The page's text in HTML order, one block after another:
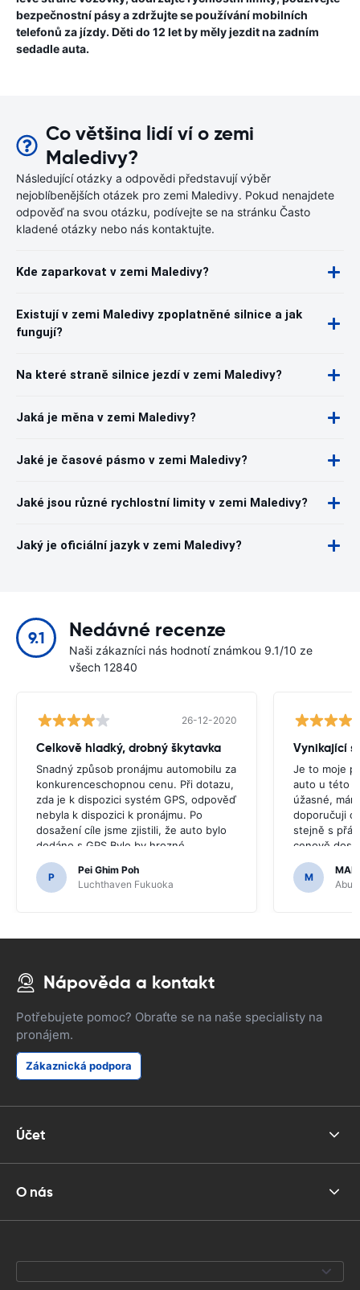
bezpečnostní pásy a zdržujte se používání mobilních
telefonů za jízdy. Děti do 12 let by měly jezdit na zadním
sedadle auta.
Co většina lidí ví o zemi
Maledivy?
Následující otázky a odpovědi představují výběr
nejoblíbenějších otázek pro zemi Maledivy. Pokud nenajdete
odpověď na svou otázku, podívejte se na stránku Často
kladené otázky nebo nás kontaktujte.
Kde zaparkovat v zemi Maledivy?
Existují v zemi Maledivy zpoplatněné silnice a jak
fungují?
Na které straně silnice jezdí v zemi Maledivy?
Jaká je měna v zemi Maledivy?
Jaké je časové pásmo v zemi Maledivy?
Jaké jsou různé rychlostní limity v zemi Maledivy?
Jaký je oficiální jazyk v zemi Maledivy?
9.1 Nedávné recenze
Naši zákazníci nás hodnotí známkou 9.1/10 ze
všech 12840
26-12-2020
Celkově hladký, drobný škytavka
Snadný způsob pronájmu automobilu za
konkurenceschopnou cenu. Při dotazu,
zda je k dispozici systém GPS, odpověď
nebyla k dispozici k pronájmu. Po
dosažení cíle jsme zjistili, že auto bylo
dodáno s GPS.Bylo by hrozné,
kdybychom se rozhodli koupit GPS,
protože bylo nutné jet po japonských
silnicích.
P
Pei Ghim Poh
Luchthaven Fukuoka
Vynikající
Je to moje
auto u této
úžasné,
doporučuji
stejně s
cenově
M
Abu
Nápověda a kontakt
Potřebujete pomoc? Obraťte se na naše specialisty na
pronájem.
Zákaznická podpora
Účet
O nás